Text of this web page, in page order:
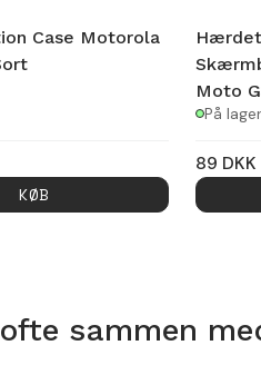
Case Motorola
KØB
Moto
På lager
89 DKK
sammen